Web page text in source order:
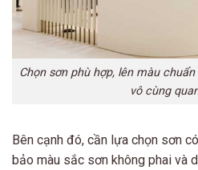
Chọn sơn phù hợp, lên màu
vô cùng
Bên cạnh đó, cần lựa chọn sơn
bảo màu sắc sơn không phai và